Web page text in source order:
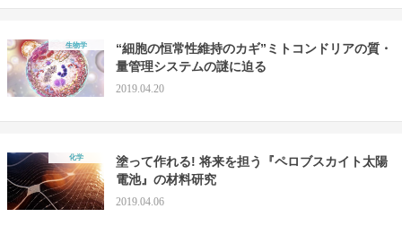
生物学
“細胞の恒常性維持のカギ”ミトコンドリアの質・
量管理システムの謎に迫る
2019.04.20
化学
塗って作れる! 将来を担う『ペロブスカイト太陽
電池』の材料研究
2019.04.06